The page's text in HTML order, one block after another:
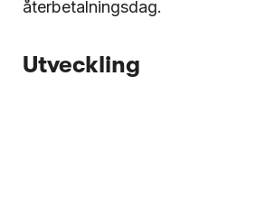
återbetalningsdag.
Utveckling